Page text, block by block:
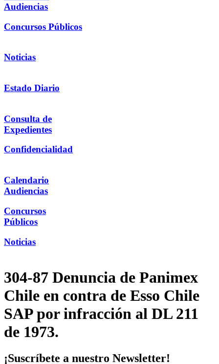
Audiencias
Concursos Públicos
Noticias
Estado Diario
Consulta de
Expedientes
Confidencialidad
Calendario
Audiencias
Concursos
Públicos
Noticias
304-87 Denuncia de Panimex
Chile en contra de Esso Chile
SAP por infracción al DL 211
de 1973.
¡Suscríbete a nuestro Newsletter!